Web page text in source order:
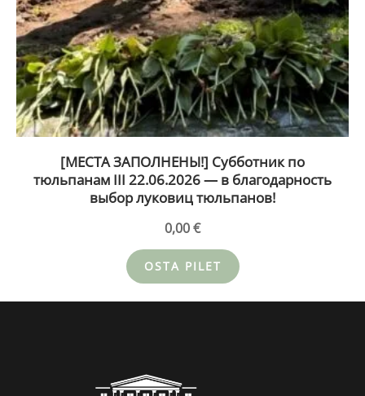
[МЕСТА ЗАПОЛНЕНЫ!] Субботник по
тюльпанам III 22.06.2026 — в благодарность
выбор луковиц тюльпанов!
0,00€
OSTA PILET